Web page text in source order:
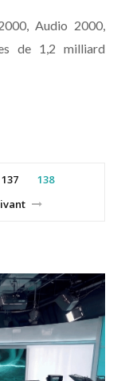
Audio 2000,
de 1,2 milliard
137
138